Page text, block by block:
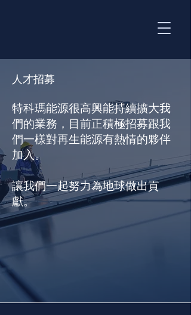
人才招募
特科瑪能源很高興能持續擴大我
們的業務，目前正積極招募跟我
們一樣對再生能源有熱情的夥伴
加入。
讓我們一起努力為地球做出貢
獻。